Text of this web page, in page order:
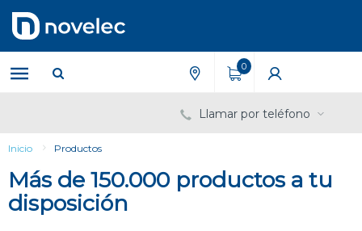
contenido
menú
de
navegación
0
Llamar por teléfono
Inicio Productos
Más de 150.000 productos a tu
disposición